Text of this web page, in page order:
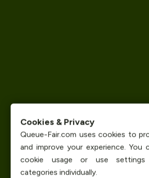
Cookies & Privacy
Queue-Fair.com uses cookies to
and improve your experience. You
cookie usage or use settings
categories individually.